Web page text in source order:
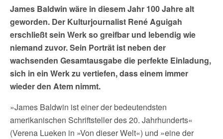
James Baldwin wäre in diesem Jahr 100 Jahre alt
geworden. Der Kulturjournalist René Aguigah
erschließt sein Werk so greifbar und lebendig wie
niemand zuvor. Sein Porträt ist neben der
wachsenden Gesamtausgabe die perfekte Einladung,
sich in ein Werk zu vertiefen, dass einem immer
wieder den Atem nimmt.
»James Baldwin ist einer der bedeutendsten
amerikanischen Schriftsteller des 20. Jahrhunderts«
(Verena Lueken in »Von dieser Welt«) und »eine der